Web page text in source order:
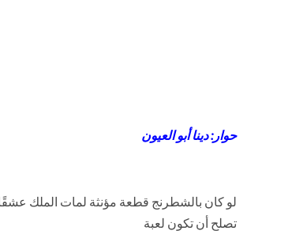
حوار: دينا أبو العيون
لو كان بالشطرنج قطعة مؤنثة لمات الملك
تصلح أن تكون لعبة